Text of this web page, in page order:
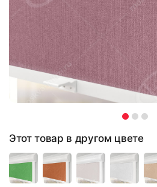
Этот товар в другом цвете